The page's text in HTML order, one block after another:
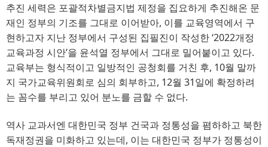
추진 세력은 포괄적차별금지법 제정을 집요하게 추진해온 문
재인 정부의 기조를 그대로 이어받아, 이를 교육영역에서 구
현하고자 지난 정부에서 구성된 집필진이 작성한 ‘2022개정
교육과정 시안’을 윤석열 정부에서 그대로 밀어붙이고 있다.
교육부는 형식적이고 일방적인 공청회를 거친 후, 10월 말까
지 국가교육위원회로 심의 회부하고, 12월 31일에 확정하려
는 꼼수를 부리고 있어 분노를 금할 수 없다.
역사 교과서엔 대한민국 정부 건국과 정통성을 폄하하고 북한
독재정권을 미화하고 있는데, 이는 대한민국 정부가 정통성이